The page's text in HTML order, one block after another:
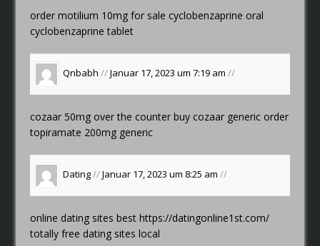
order motilium 10mg for salecyclobenzaprine oral
cyclobenzaprine tablet
Qnbabh //Januar 17, 2023 um 7:19 am//
cozaar 50mg over the counterbuy cozaar generic order
topiramate 200mg generic
Dating//Januar 17, 2023 um 8:25 am//
online dating sites besthttps://datingonline1st.com/
totally free dating sites local